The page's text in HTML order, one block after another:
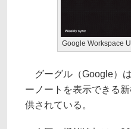
Google Workspace
グーグル（Google）
ーノートを表示できる
供されている。